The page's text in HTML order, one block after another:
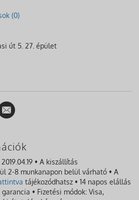
(0)
út 5. 27. épület
• A kiszállítás
2-8 munkanapon belül várható • A
tájékozódhatsz • 14 napos elállás
• Fizetési módok: Visa,